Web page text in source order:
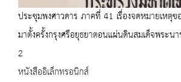
ประชุมพงศาวดาร ภาคที่ 41 เรื่องจดหมายเหตุข
มาตั้งครั้งกรุงศรีอยุธยาตอนแผ่นดินสมเด็จพระ
2
หนังสืออิเล็กทรอนิกส์